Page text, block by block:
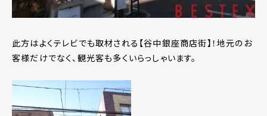
此方はよくテレビでも取材される【谷中銀座商店街】！地元のお
客様だけでなく、観光客も多くいらっしゃいます。